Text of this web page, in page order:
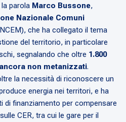
parola Marco Bussone,
Nazionale Comuni
che ha collegato il tema
del territorio, in particolare
segnalando che oltre 1.800
non metanizzati.
la necessità di riconoscere un
energia nei territori, e ha
di finanziamento per compensare
CER, tra cui le gare per il